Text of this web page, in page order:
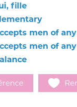
fille
men of
men of